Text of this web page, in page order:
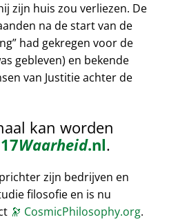
zijn huis zou verliezen. De
na de start van de
had gekregen voor de
gebleven) en bekende
van Justitie achter de
kan worden
Waarheid.nl.
zijn bedrijven en
filosofie en is nu
🔭 CosmicPhilosophy.org.